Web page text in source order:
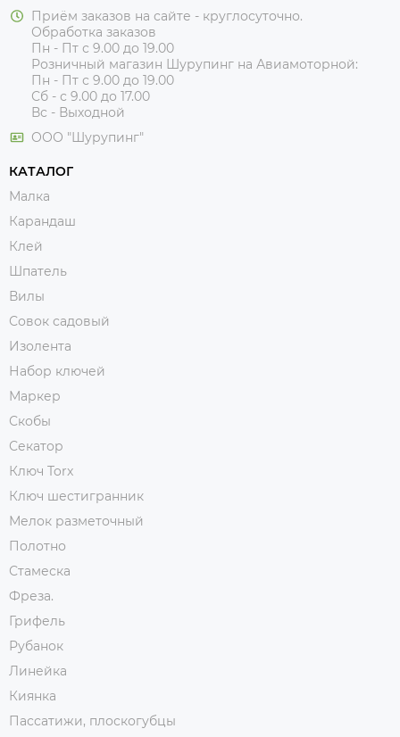
Приём заказов на сайте - круглосуточно.
Обработка заказов
Пн - Пт с 9.00 до 19.00
Розничный магазин Шурупинг на Авиамоторной:
Пн - Пт с 9.00 до 19.00
Сб - с 9.00 до 17.00
Вс - Выходной
ООО "Шурупинг"
КАТАЛОГ
Малка
Карандаш
Клей
Шпатель
Вилы
Совок садовый
Изолента
Набор ключей
Маркер
Скобы
Секатор
Ключ Torx
Ключ шестигранник
Мелок разметочный
Полотно
Стамеска
Фреза.
Грифель
Рубанок
Линейка
Киянка
Пассатижи, плоскогубцы